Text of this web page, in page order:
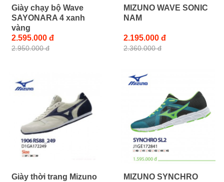
Giày chạy bộ Wave
SAYONARA 4 xanh
vàng
2.595.000 đ
2.950.000 đ
MIZUNO WAVE SONIC
NAM
2.195.000 đ
2.360.000 đ
Giày thời trang Mizuno
MIZUNO SYNCHRO